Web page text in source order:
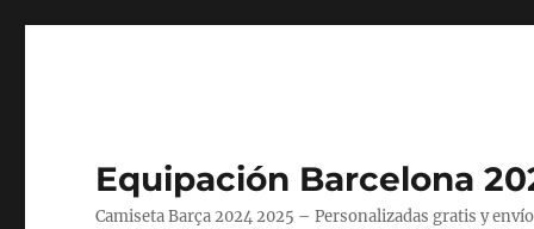
Equipación Barcelona
Camiseta Barça 2024 2025 – Personalizadas gratis y